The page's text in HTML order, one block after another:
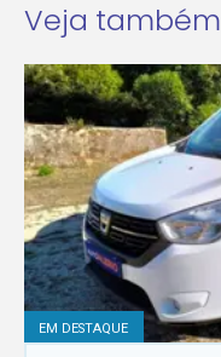
Veja também
EM DESTAQUE